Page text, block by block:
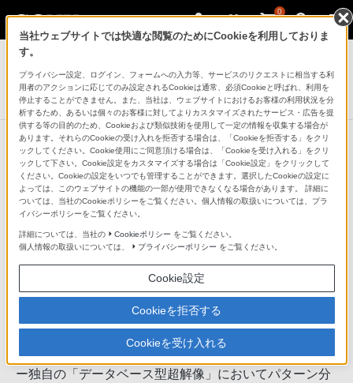
0
ビデオプロジェクター
超短焦点4K HDRホームシアタープロジェクター
VPL-VZ1000
高品位な4K映像を生成する「データ
ベース型超解像処理LSI（リアリティ
ークリエーション）」搭載
ソニーが十数年培ってきた超解像技術開発に伴うノウハ
ウに新規技術を加えた「データベース型超解像処理
LSI（リアリティークリエーション）」を搭載。フルHD
解像度の映像信号（3Dを含む）をより高精細な4K（水
平4,096×垂直2,160画素）映像信号に変換します。ソニ
ー独自の「データベース型超解像」においてパターン分
当社ウェブサイトでは快適な閲覧のためにCookieを利用しておりま
す。
プライバシー設定、ログイン、フォームへの入力等、サービスのリクエストに相当する利
用者のアクションに応じてのみ設定されるCookieは通常、必須Cookieと呼ばれ、利用を
停止することができません。また、当社は、ウェブサイトにおけるお客様の利用状況を分
析するため、あるいは個々のお客様に対してよりカスタマイズされたサービス・広告を提
供する等の目的のため、Cookieおよび類似技術を使用して一定の情報を収集する場合が
あります。それらのCookieの受け入れを拒否する場合は、「Cookieを拒否する」をクリ
ックしてください。Cookie使用にご同意頂ける場合は、「Cookieを受け入れる」をクリ
ックして下さい。Cookie設定をカスタマイズする場合は「Cookie設定」をクリックして
ください。Cookieの設定をいつでも管理することができます。選択したCookieの設定に
よっては、このウェブサイトの機能の一部が使用できなくなる場合があります。 詳細に
ついては、当社のCookieポリシーをご覧ください。個人情報の取扱いについては、プラ
イバシーポリシーをご覧ください。
詳細については、当社の Cookieポリシー をご覧ください。
個人情報の取扱いについては、
プライバシーポリシー をご覧ください。
Cookie設定
Cookieを拒否する
Cookieを受け入れる